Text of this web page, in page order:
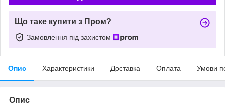
Що таке купити з Пром?
Замовлення під захистом
Опис Характеристики Доставка Оплата Умови
Опис